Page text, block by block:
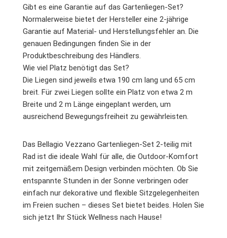
Gibt es eine Garantie auf das Gartenliegen-Set?
Normalerweise bietet der Hersteller eine 2-jährige
Garantie auf Material- und Herstellungsfehler an. Die
genauen Bedingungen finden Sie in der
Produktbeschreibung des Händlers.
Wie viel Platz benötigt das Set?
Die Liegen sind jeweils etwa 190 cm lang und 65 cm
breit. Für zwei Liegen sollte ein Platz von etwa 2 m
Breite und 2 m Länge eingeplant werden, um
ausreichend Bewegungsfreiheit zu gewährleisten.
Das Bellagio Vezzano Gartenliegen-Set 2-teilig mit
Rad ist die ideale Wahl für alle, die Outdoor-Komfort
mit zeitgemäßem Design verbinden möchten. Ob Sie
entspannte Stunden in der Sonne verbringen oder
einfach nur dekorative und flexible Sitzgelegenheiten
im Freien suchen – dieses Set bietet beides. Holen Sie
sich jetzt Ihr Stück Wellness nach Hause!